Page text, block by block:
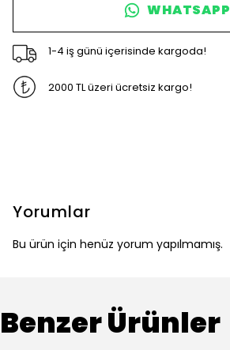
WHATSAPP
1-4 iş günü içerisinde kargoda!
2000 TL üzeri ücretsiz kargo!
Yorumlar
Bu ürün için henüz yorum yapılmamış.
Benzer Ürünler